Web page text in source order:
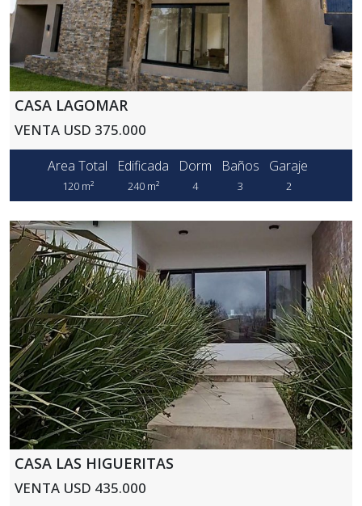
CASA LAGOMAR
VENTA USD 375.000
Area Total
120 m²
Edificada
240 m²
Dorm
4
Baños
3
Garaje
2
CASA LAS HIGUERITAS
VENTA USD 435.000